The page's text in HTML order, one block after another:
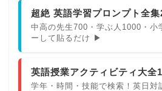
超絶 英語学習プロンプト全集
中高の先生700・学ぶ人1000・小
ーして貼るだけ ▶
英語授業アクティビティ大全
学年・時間・技能で検索！英日対